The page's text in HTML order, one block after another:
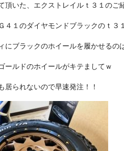
頂いた、エクストレイルｔ３１のご
４１のダイヤモンドブラックのｔ３
にブラックのホイールを履かせる
ールドのホイールがキテましてｗ
居られないので早速発注！！